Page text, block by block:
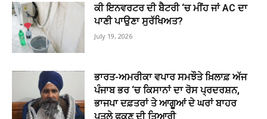
ਕੀ ਇਨਵਰਟਰ ਦੀ ਬੈਟਰੀ ‘ਚ ਮੀਂਹ ਜਾਂ AC ਦਾ
ਪਾਣੀ ਪਾਉਣਾ ਸੁਰੱਖਿਅਤ?
July 19, 2026
ਭਾਰਤ-ਅਮਰੀਕਾ ਵਪਾਰ ਸਮਝੌਤੇ ਖ਼ਿਲਾਫ਼ ਅੱਜ
ਪੰਜਾਬ ਭਰ ‘ਚ ਕਿਸਾਨਾਂ ਦਾ ਰੋਸ ਪ੍ਰਦਰਸ਼ਨ,
ਭਾਜਪਾ ਦਫ਼ਤਰਾਂ ਤੇ ਆਗੂਆਂ ਦੇ ਘਰਾਂ ਬਾਹਰ
ਪੁਤਲੇ ਫੂਕਣ ਦੀ ਤਿਆਰੀ